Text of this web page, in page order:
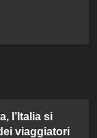
l’Italia si
viaggiatori